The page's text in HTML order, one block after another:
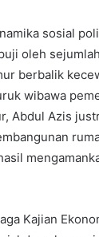
sosial
oleh
berbalik
wibawa
Abdul Azis
Kajian